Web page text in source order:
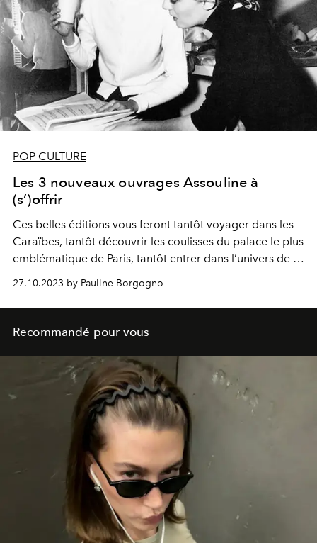
POP CULTURE
Les 3 nouveaux ouvrages Assouline à
(s’)offrir
Ces belles éditions vous feront tantôt voyager dans les
Caraïbes, tantôt découvrir les coulisses du palace le plus
emblématique de Paris, tantôt entrer dans l’univers de la
célébrissime poupée Barbie.
27.10.2023 by Pauline Borgogno
Recommandé pour vous